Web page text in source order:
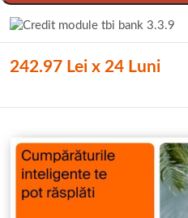
242.97 Lei x 24 Luni